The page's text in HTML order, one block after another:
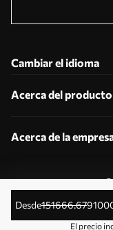
desde151666.67
El precio
Cambiar el idioma
Acerca del producto
Acerca de la
© 2011-2026
Gestionado por